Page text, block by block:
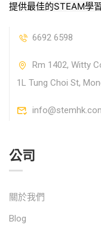
提供最佳的STEAM學
6692 6598
Rm 1402, Witty
1L Tung Choi St,
公司
關於我們
Blog